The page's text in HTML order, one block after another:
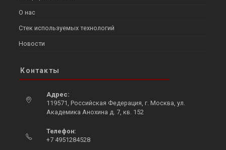
О нас
Стек используемых технологий
Новости
Контакты
Адрес:
119571, Российская Федерация, г. Москва, ул.
Академика Анохина д. 7, кв. 152
in
a
Телефон:
+7 4951284528